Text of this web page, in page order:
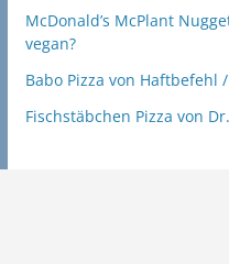
McDonald’s McPlant
vegan?
Babo Pizza von Haftbefehl
Fischstäbchen Pizza von